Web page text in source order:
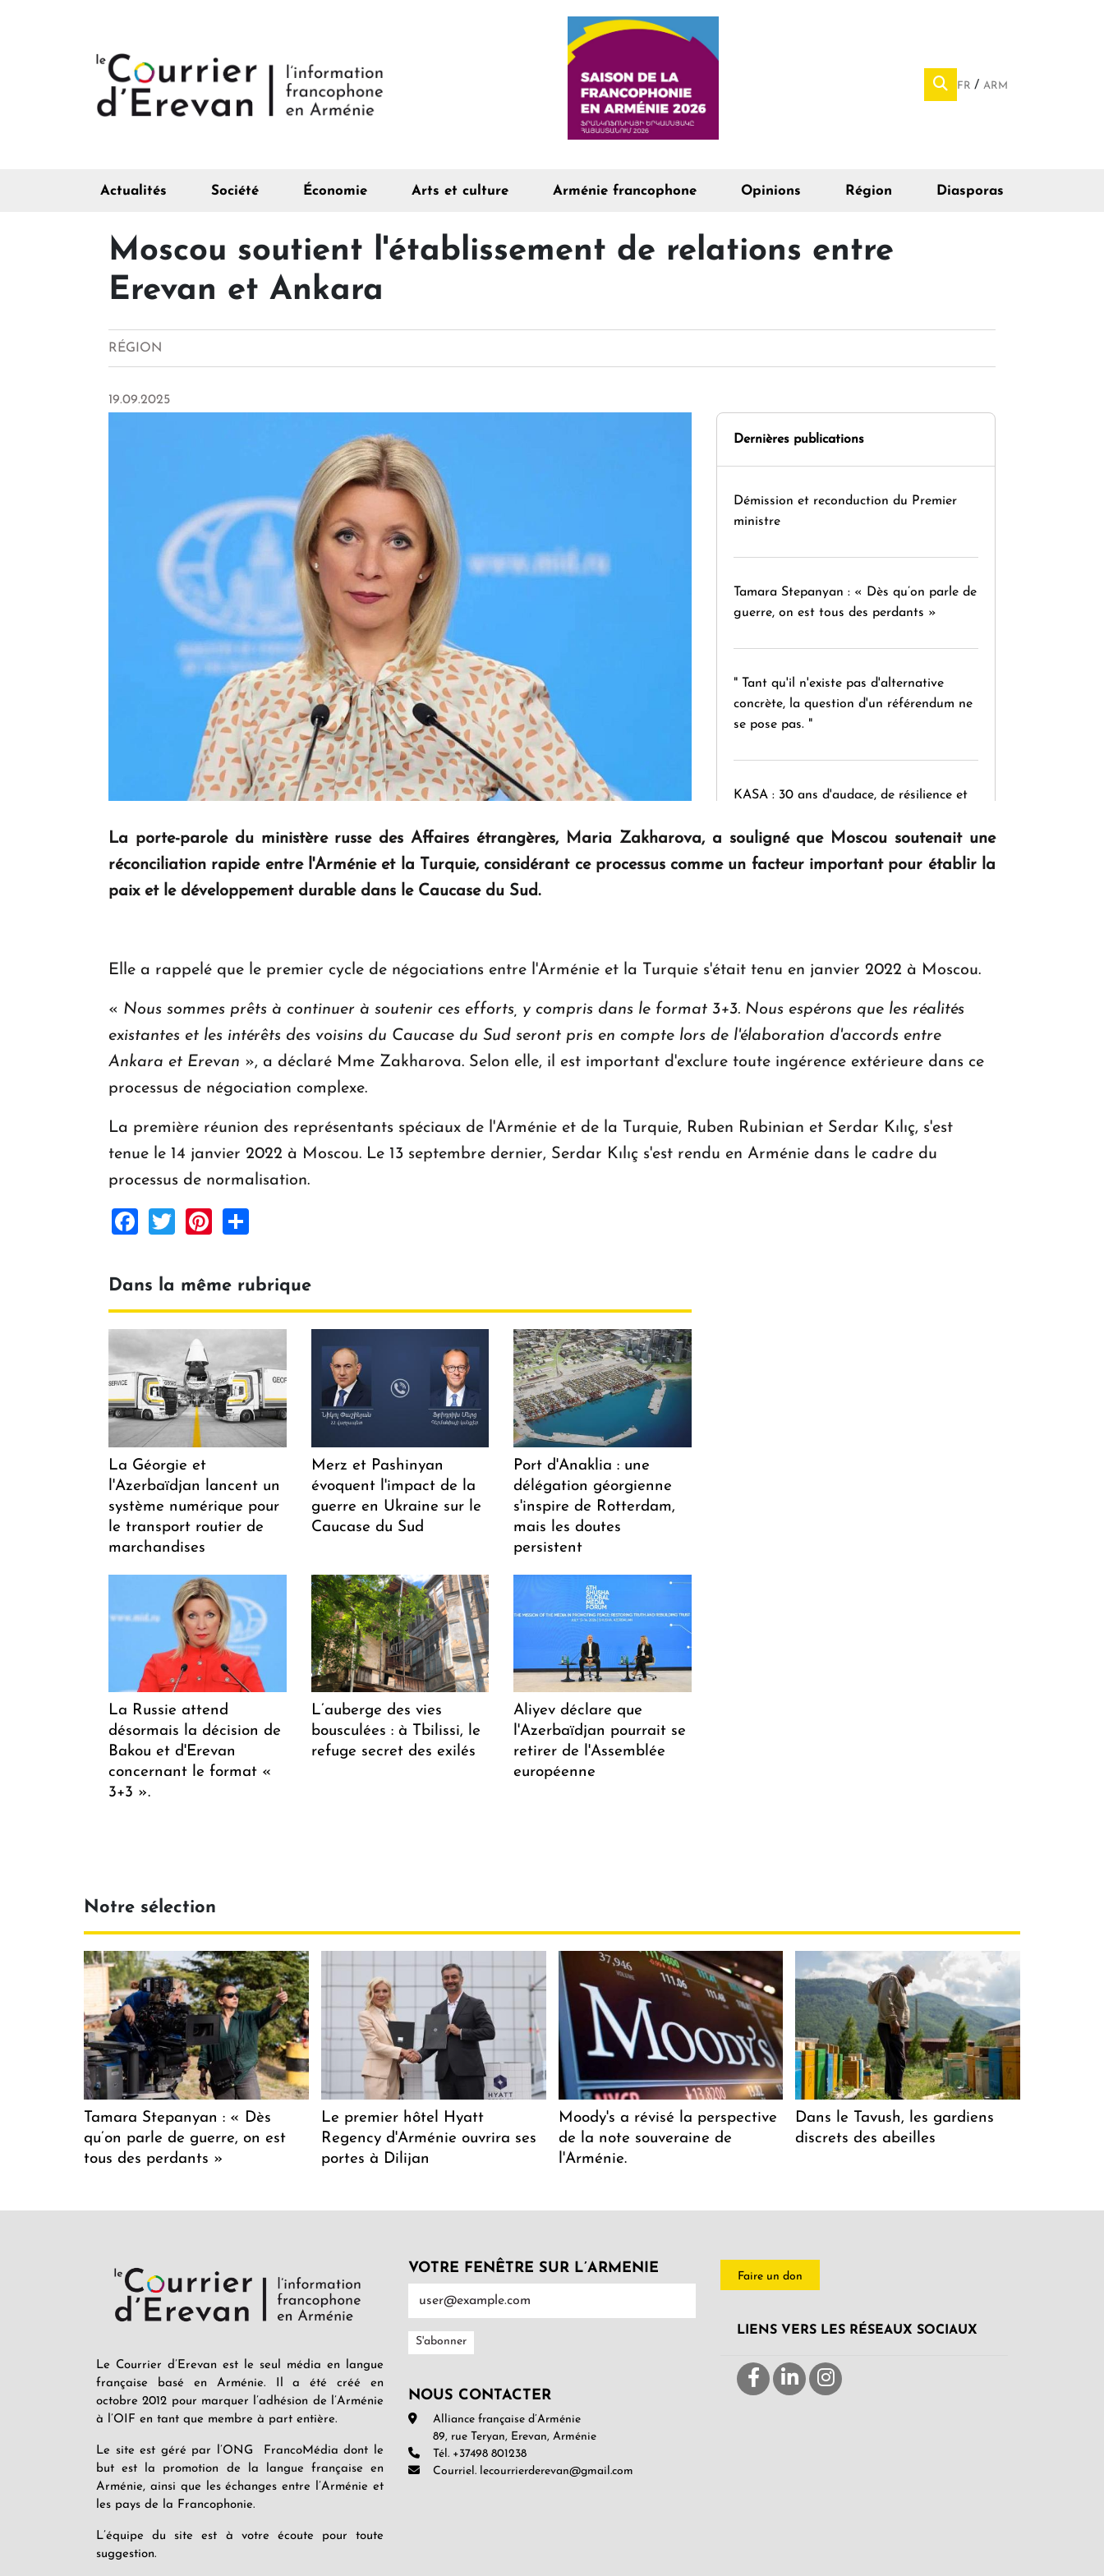
FR ARM
Actualités Société Économie Arts et culture Arménie francophone Opinions Région Diasporas
Moscou soutient l'établissement de relations entre
Erevan et Ankara
RÉGION
19.09.2025
Dernières publications
Démission et reconduction du Premier
ministre
Tamara Stepanyan : « Dès qu’on parle de
guerre, on est tous des perdants »
" Tant qu'il n'existe pas d'alternative
concrète, la question d'un référendum ne
se pose pas. "
KASA : 30 ans d'audace, de résilience et
La porte-parole du ministère russe des Affaires étrangères, Maria Zakharova, a souligné que Moscou soutenait une
réconciliation rapide entre l'Arménie et la Turquie, considérant ce processus comme un facteur important pour établir la
paix et le développement durable dans le Caucase du Sud.
Elle a rappelé que le premier cycle de négociations entre l'Arménie et la Turquie s'était tenu en janvier 2022 à Moscou.
« Nous sommes prêts à continuer à soutenir ces efforts, y compris dans le format 3+3. Nous espérons que les réalités
existantes et les intérêts des voisins du Caucase du Sud seront pris en compte lors de l'élaboration d'accords entre
Ankara et Erevan », a déclaré Mme Zakharova. Selon elle, il est important d'exclure toute ingérence extérieure dans ce
processus de négociation complexe.
La première réunion des représentants spéciaux de l'Arménie et de la Turquie, Ruben Rubinian et Serdar Kılıç, s'est
tenue le 14 janvier 2022 à Moscou. Le 13 septembre dernier, Serdar Kılıç s'est rendu en Arménie dans le cadre du
processus de normalisation.
Facebook
TwitterPinterest
Dans la même rubrique
La Géorgie et
l'Azerbaïdjan lancent un
système numérique pour
le transport routier de
marchandises
Merz et Pashinyan
évoquent l'impact de la
guerre en Ukraine sur le
Caucase du Sud
Port d'Anaklia : une
délégation géorgienne
s'inspire de Rotterdam,
mais les doutes
persistent
La Russie attend
désormais la décision de
Bakou et d'Erevan
concernant le format «
3+3 ».
L’auberge des vies
bousculées : à Tbilissi, le
refuge secret des exilés
Aliyev déclare que
l'Azerbaïdjan pourrait se
retirer de l'Assemblée
européenne
Notre sélection
Tamara Stepanyan : « Dès
qu’on parle de guerre, on est
tous des perdants »
Le premier hôtel Hyatt
Regency d'Arménie ouvrira ses
portes à Dilijan
Moody's a révisé la perspective
de la note souveraine de
l'Arménie.
Dans le Tavush, les gardiens
discrets des abeilles
Le Courrier d’Erevan est le seul média en langue
française basé en Arménie. Il a été créé en
octobre 2012 pour marquer l’adhésion de l’Arménie
à l’OIF en tant que membre à part entière.
Le site est géré par l’ONG FrancoMédia dont le
but est la promotion de la langue française en
Arménie, ainsi que les échanges entre l’Arménie et
les pays de la Francophonie.
L’équipe du site est à votre écoute pour toute
suggestion.
VOTRE FENÊTRE SUR L’ARMENIE
NOUS CONTACTER
Alliance française d’Arménie
89, rue Teryan, Erevan, Arménie
Tél. +37498 801238
Courriel. lecourrierderevan@gmail.com
Faire un don
LIENS VERS LES RÉSEAUX SOCIAUX